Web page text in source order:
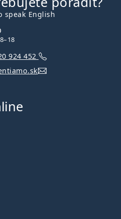
speak English
924 452